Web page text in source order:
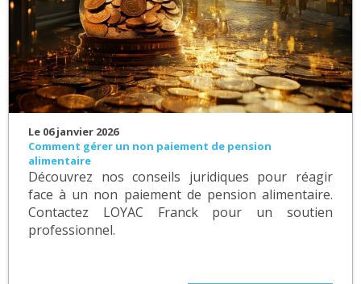
Le 06 janvier 2026
Comment gérer un non paiement de pension
alimentaire
Découvrez nos conseils juridiques pour réagir
face à un non paiement de pension alimentaire.
Contactez LOYAC Franck pour un soutien
professionnel.